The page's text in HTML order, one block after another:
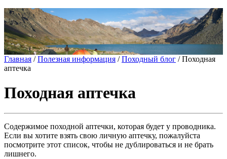
Главная /Полезная информация /Походный блог /Походная
аптечка
Походная аптечка
Содержимое походной аптечки, которая будет у проводника.
Если вы хотите взять свою личную аптечку, пожалуйста
посмотрите этот список, чтобы не дублироваться и не брать
лишнего.